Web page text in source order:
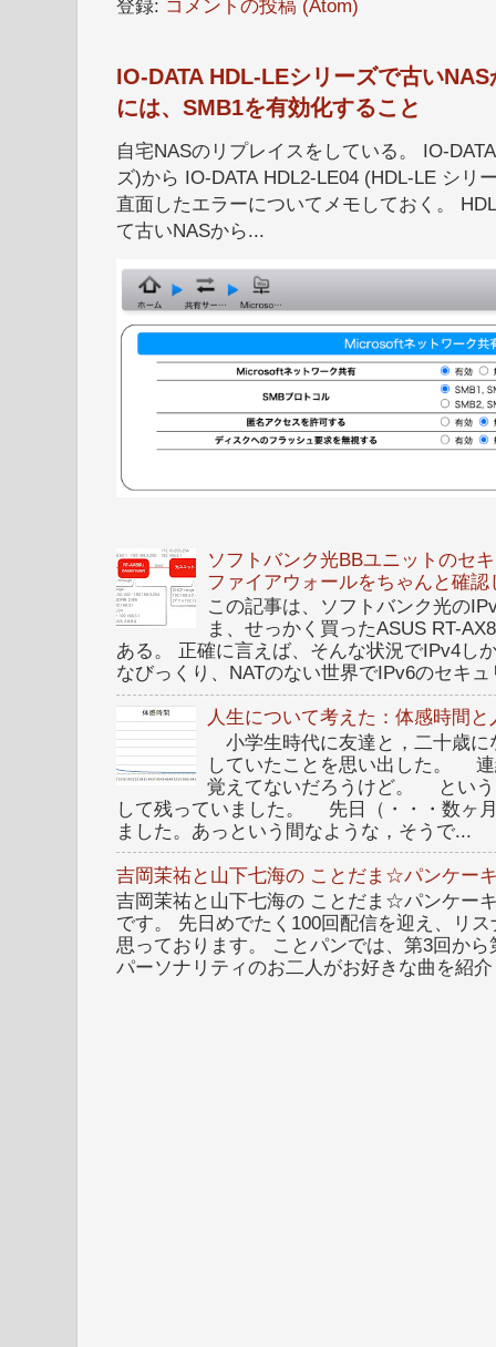
登録: コメントの投稿 (Atom)
IO-DATA HDL-LEシリーズで古い
には、SMB1を有効化すること
自宅NASのリプレイスをしている。 IO-
ズ)から IO-DATA HDL2-LE04 (HDL-LE シリ
直面したエラーについてメモしておく。
て古いNASから...
ソフトバンク光BBユニットのセ
ファイアウォールをちゃんと確認
この記事は、ソフトバンク光の
ま、せっかく買ったASUS RT-
ある。 正確に言えば、そんな状況でIPv4し
なびっくり、NATのない世界でIPv6のセキ
人生について考えた：体感時間
小学生時代に友達と，二十歳に
していたことを思い出した。
覚えてないだろうけど。 という
して残っていました。 先日（・・・数ヶ
ました。あっという間なような，そうで...
吉岡茉祐と山下七海の ことだま☆パンケー
吉岡茉祐と山下七海の ことだま☆パンケー
です。 先日めでたく100回配信を迎え、リ
思っております。 ことパンでは、第3回か
パーソナリティのお二人がお好きな曲を紹